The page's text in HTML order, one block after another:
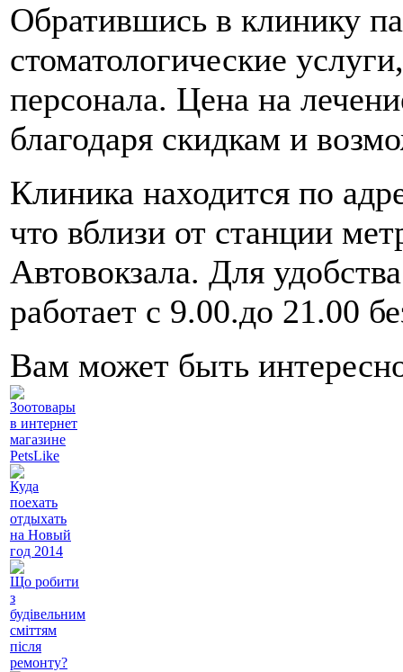
Обратившись в клинику
стоматологические
персонала. Цена на
благодаря скидкам и
Клиника находится по
что вблизи от станции
Автовокзала. Для
работает с 9.00.до 21.00
Вам может быть
Зоотовары
в интернет
магазине
PetsLike
Куда
поехать
отдыхать
на Новый
год 2014
Що робити
з
будівельним
сміттям
після
ремонту?